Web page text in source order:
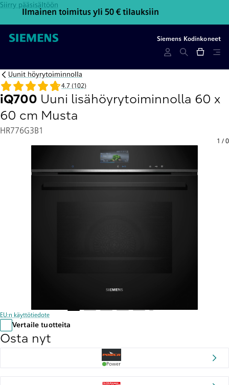
Siirry pääsisältöön
Ilmainen toimitus yli 50 € tilauksiin
Siemens Kodinkoneet
Uunit höyrytoiminnolla
iQ700 Uuni lisähöyrytoiminnolla 60 x
60 cm Musta
HR776G3B1
4.7 (102)
1 / 0
EU:n käyttötiedote
Vertaile tuotteita
Osta nyt
Power